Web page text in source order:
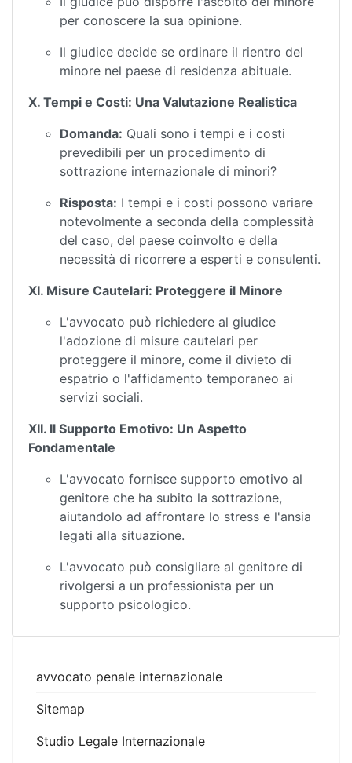
per conoscere la sua opinione.
Il giudice decide se ordinare il rientro del
minore nel paese di residenza abituale.
X. Tempi e Costi: Una Valutazione Realistica
Domanda: Quali sono i tempi e i costi
prevedibili per un procedimento di
sottrazione internazionale di minori?
Risposta: I tempi e i costi possono variare
notevolmente a seconda della complessità
del caso, del paese coinvolto e della
necessità di ricorrere a esperti e consulenti.
XI. Misure Cautelari: Proteggere il Minore
L'avvocato può richiedere al giudice
l'adozione di misure cautelari per
proteggere il minore, come il divieto di
espatrio o l'affidamento temporaneo ai
servizi sociali.
XII. Il Supporto Emotivo: Un Aspetto
Fondamentale
L'avvocato fornisce supporto emotivo al
genitore che ha subito la sottrazione,
aiutandolo ad affrontare lo stress e l'ansia
legati alla situazione.
L'avvocato può consigliare al genitore di
rivolgersi a un professionista per un
supporto psicologico.
avvocato penale internazionale
Sitemap
Studio Legale Internazionale